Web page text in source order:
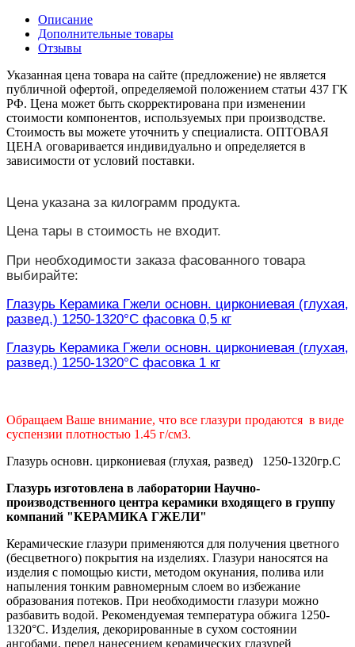
Описание
Дополнительные товары
Отзывы
Указанная цена товара на сайте (предложение) не является
публичной офертой, определяемой положением статьи 437 ГК
РФ. Цена может быть скорректирована при изменении
стоимости компонентов, используемых при производстве.
Стоимость вы можете уточнить у специалиста. ОПТОВАЯ
ЦЕНА оговаривается индивидуально и определяется в
зависимости от условий поставки.
Цена указана за килограмм продукта.
Цена тары в стоимость не входит.
При необходимости заказа фасованного товара
выбирайте:
Глазурь Керамика Гжели основн. циркониевая (глухая,
развед.) 1250-1320°С фасовка 0,5 кг
Глазурь Керамика Гжели основн. циркониевая (глухая,
развед.) 1250-1320°С фасовка 1 кг
Обращаем Ваше внимание, что все глазури продаются в виде
суспензии плотностью 1.45 г/см3.
Глазурь основн. циркониевая (глухая, развед) 1250-1320гр.С
Глазурь изготовлена в лаборатории Научно-
производственного центра керамики входящего в группу
компаний "КЕРАМИКА ГЖЕЛИ"
Керамические глазури применяются для получения цветного
(бесцветного) покрытия на изделиях. Глазури наносятся на
изделия с помощью кисти, методом окунания, полива или
напыления тонким равномерным слоем во избежание
образования потеков. При необходимости глазури можно
разбавить водой. Рекомендуемая температура обжига 1250-
1320°С. Изделия, декорированные в сухом состоянии
ангобами, перед нанесением керамических глазурей